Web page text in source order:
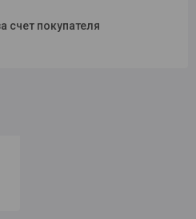
счет покупателя